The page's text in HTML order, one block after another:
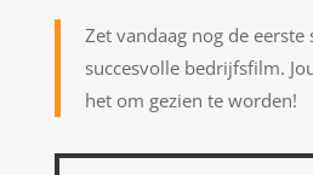
Zet vandaag nog de eerste
succesvolle bedrijfsfilm.
het om gezien te worden!